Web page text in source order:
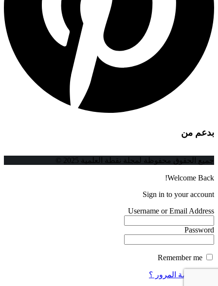
بدعم من
جميع الحقوق محفوظة لمجلة نقطة العلمية 2025 ©
Welcome Back!
Sign in to your account
Username or Email Address
Password
فقدت كلمة المرور ؟